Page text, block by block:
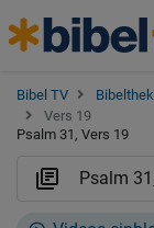
Bibel TV Bibelthek
Vers 19
Psalm 31, Vers 19